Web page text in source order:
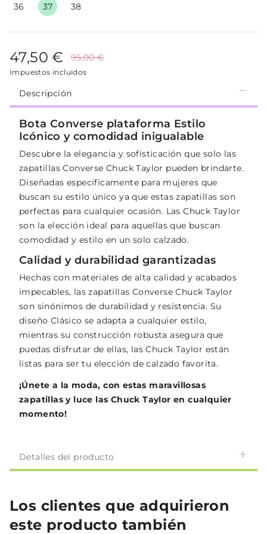
36
37 38
47,50 € 95,00 €
Impuestos incluidos
Descripción
Bota Converse plataforma Estilo
Icónico y comodidad inigualable
Descubre la elegancia y sofisticación que solo las
zapatillas Converse Chuck Taylor pueden brindarte.
Diseñadas específicamente para mujeres que
buscan su estilo único ya que estas zapatillas son
perfectas para cualquier ocasión. Las Chuck Taylor
son la elección ideal para aquellas que buscan
comodidad y estilo en un solo calzado.
Calidad y durabilidad garantizadas
Hechas con materiales de alta calidad y acabados
impecables, las zapatillas Converse Chuck Taylor
son sinónimos de durabilidad y resistencia. Su
diseño Clásico se adapta a cualquier estilo,
mientras su construcción robusta asegura que
puedas disfrutar de ellas, las Chuck Taylor están
listas para ser tu elección de calzado favorita.
¡Únete a la moda, con estas maravillosas
zapatillas y luce las Chuck Taylor en cualquier
momento!
Detalles del producto
Los clientes que adquirieron
este producto también